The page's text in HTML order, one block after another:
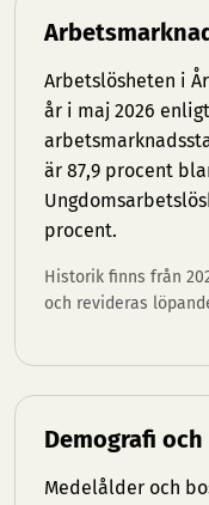
Arbetslösheten i
år i maj 2026
är 87,9 procent
procent.
Historik finns från
och revideras
Demografi
Medelålder och